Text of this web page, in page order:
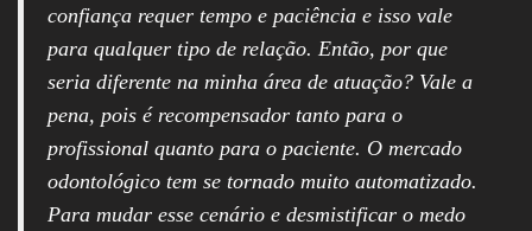
confiança requer tempo e paciência e isso vale
para qualquer tipo de relação. Então, por que
seria diferente na minha área de atuação? Vale a
pena, pois é recompensador tanto para o
profissional quanto para o paciente. O mercado
odontológico tem se tornado muito automatizado.
Para mudar esse cenário e desmistificar o medo